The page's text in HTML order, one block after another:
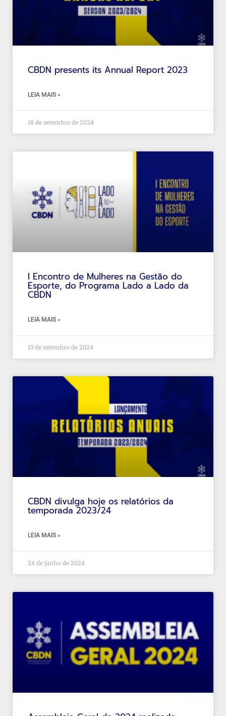
CBDN presents its Annual Report 2023
LEIA MAIS »
18 de setembro de 2024
I Encontro de Mulheres na Gestão do
Esporte, do Programa Lado a Lado da
CBDN
LEIA MAIS »
13 de setembro de 2024
CBDN divulga hoje os relatórios da
temporada 2023/24
LEIA MAIS »
24 de junho de 2024